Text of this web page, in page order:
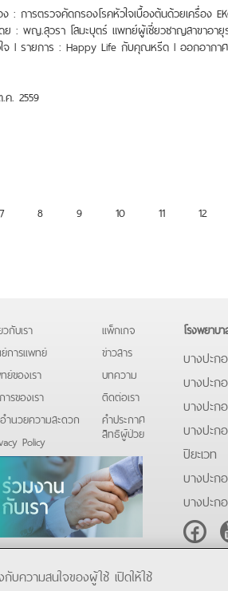
ง : การตรวจคัดกรองโรคหัวใจเบื้องต้นด้วยเครื่อง
ย : พญ.สุวรา โสมะบุตร์ แพทย์ผู้เชี่ยวชาญสาขาอายุ
จ l รายการ : Happy Life กับคุณหรีด l ออกอากา
ค. 2559
7 8 9 10 11 12
กับเรา
การแพทย์
ย์ของเรา
ารของเรา
ำนวยความสะดวก
Policy
แพ็กเกจ
ข่าวสาร
บทความ
ติดต่อเรา
คําประกาศ
สิทธิผู้ป่วย
โรงพยาบ
บางปะก
บางปะก
บางปะก
บางปะก
ปิยะเวท
บางปะก
บางปะก
Facebook
กับความสนใจของผู้ใช้ เปิดให้ใช้